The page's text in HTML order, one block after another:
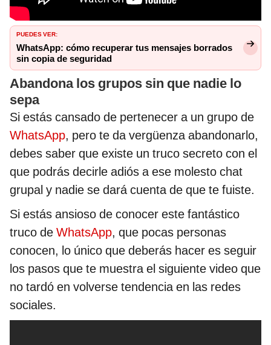
PUEDES VER:
WhatsApp: cómo recuperar tus mensajes borrados
sin copia de seguridad
Abandona los grupos sin que nadie lo
sepa
Si estás cansado de pertenecer a un grupo de
WhatsApp, pero te da vergüenza abandonarlo,
debes saber que existe un truco secreto con el
que podrás decirle adiós a ese molesto chat
grupal y nadie se dará cuenta de que te fuiste.
Si estás ansioso de conocer este fantástico
truco de WhatsApp, que pocas personas
conocen, lo único que deberás hacer es seguir
los pasos que te muestra el siguiente video que
no tardó en volverse tendencia en las redes
sociales.